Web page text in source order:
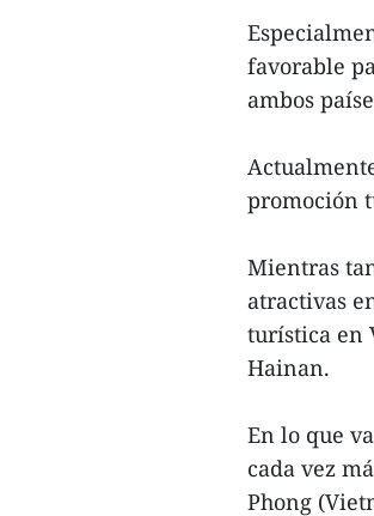
favorable
ambos
promoción
Mientras
atractivas
turística en
Hainan.
En lo que
cada vez
Phong